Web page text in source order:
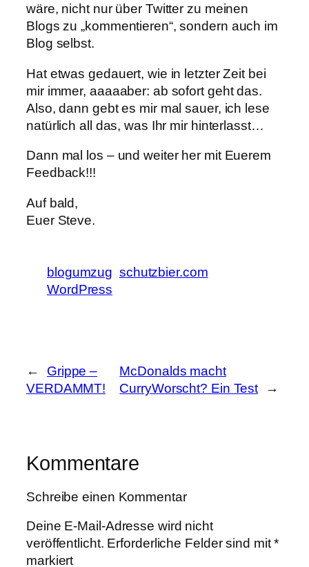
wäre, nicht nur über Twitter zu meinen
Blogs zu „kommentieren“, sondern auch im
Blog selbst.
Hat etwas gedauert, wie in letzter Zeit bei
mir immer, aaaaaber: ab sofort geht das.
Also, dann gebt es mir mal sauer, ich lese
natürlich all das, was Ihr mir hinterlasst…
Dann mal los – und weiter her mit Euerem
Feedback!!!
Auf bald,
Euer Steve.
blogumzug schutzbier.com
WordPress
←
Grippe –
VERDAMMT!
McDonalds macht
CurryWorscht? Ein Test
→
Kommentare
Schreibe einen Kommentar
Deine E-Mail-Adresse wird nicht
veröffentlicht. Erforderliche Felder sind mit*
markiert